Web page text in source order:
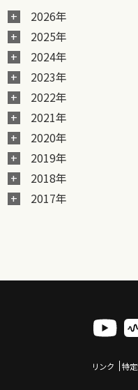
2026年
2025年
2024年
2023年
2022年
2021年
2020年
2019年
2018年
2017年
リンク 特